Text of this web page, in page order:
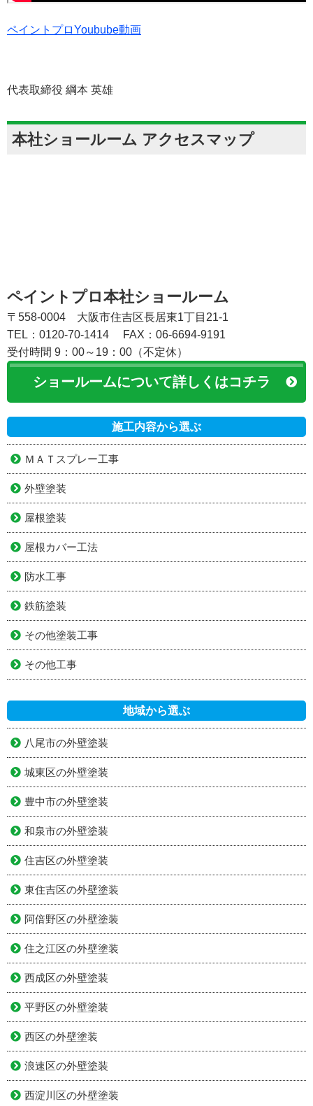
ペイントプロYoubube動画
代表取締役 綱本 英雄
本社ショールーム アクセスマップ
ペイントプロ本社ショールーム
〒558-0004 大阪市住吉区長居東1丁目21-1
TEL：0120-70-1414
FAX：06-6694-9191
受付時間 9：00～19：00（不定休）
ショールームについて詳しくはコチラ
施工内容から選ぶ
ＭＡＴスプレー工事
外壁塗装
屋根塗装
屋根カバー工法
防水工事
鉄筋塗装
その他塗装工事
その他工事
地域から選ぶ
八尾市の外壁塗装
城東区の外壁塗装
豊中市の外壁塗装
和泉市の外壁塗装
住吉区の外壁塗装
東住吉区の外壁塗装
阿倍野区の外壁塗装
住之江区の外壁塗装
西成区の外壁塗装
平野区の外壁塗装
西区の外壁塗装
浪速区の外壁塗装
西淀川区の外壁塗装